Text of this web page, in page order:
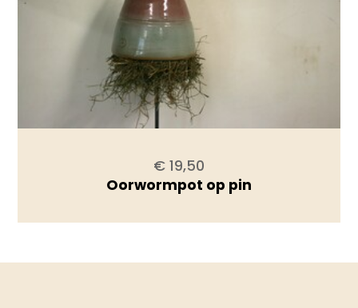
€ 19,50
Oorwormpot op pin